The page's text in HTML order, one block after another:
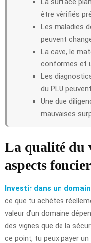
être vérifiés
Les maladies
peuvent
La cave, le
conformes et
Les
du PLU
Une due
mauvaises
La qualité du
aspects
Investir dans un
ce que tu achètes
valeur d’un domaine
des vignes que de la
ce point, tu peux payer